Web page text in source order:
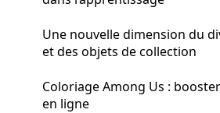
Une nouvelle dimension du
et des objets de collection
Coloriage Among Us :
en ligne